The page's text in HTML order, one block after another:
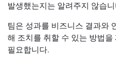
발생했는지는 알려주지 않습
팀은 성과를 비즈니스 결과와
해 조치를 취할 수 있는 방법
필요합니다.